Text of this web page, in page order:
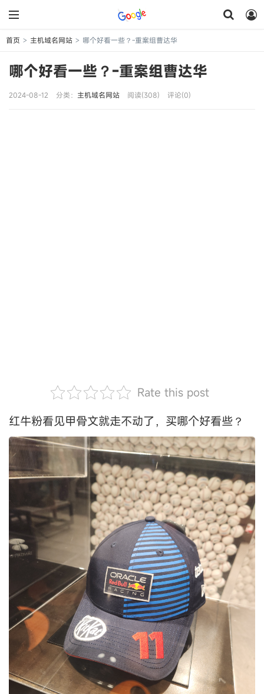
首页 > 主机域名网站 > 哪个好看一些？-重案组曹达华
哪个好看一些？-重案组曹达华
2024-08-12 分类： 主机域名网站 阅读(308) 评论(0)
Rate this post
红牛粉看见甲骨文就走不动了，买哪个好看些？